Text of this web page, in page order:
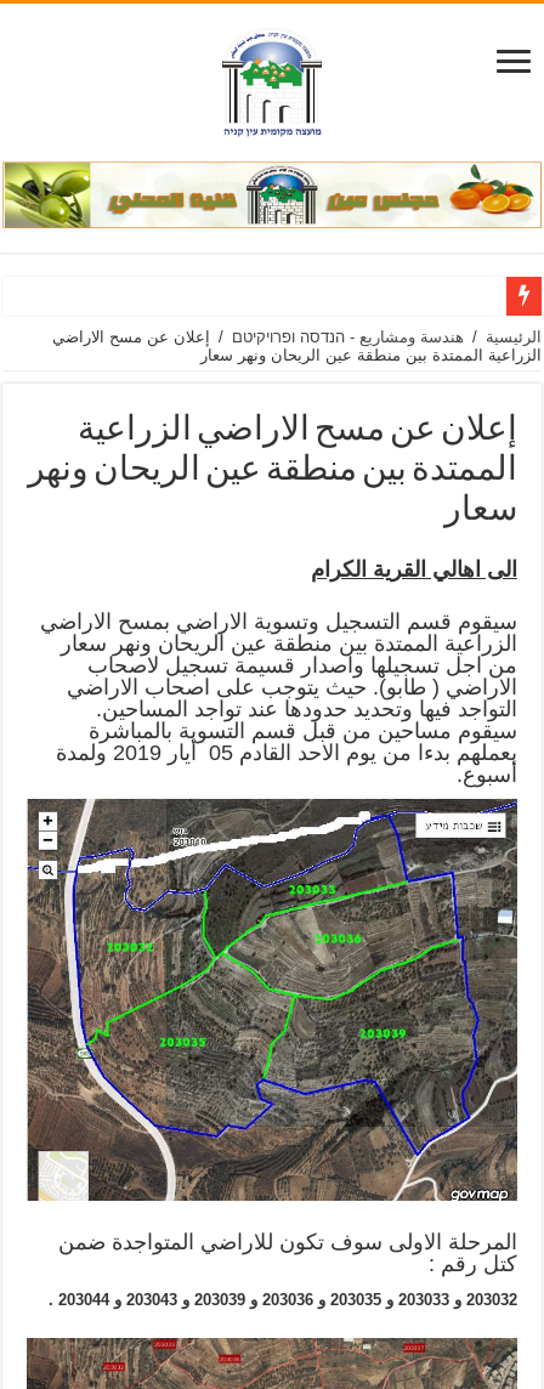
الرئيسية / هندسة ومشاريع - הנדסה ופרויקיטם /
إعلان عن مسح الاراضي
الزراعية الممتدة بين منطقة عين الريحان ونهر سعار
إعلان عن مسح الاراضي الزراعية
الممتدة بين منطقة عين الريحان ونهر
سعار
الى اهالي القرية الكرام
سيقوم قسم التسجيل وتسوية الاراضي بمسح الاراضي
الزراعية الممتدة بين منطقة عين الريحان ونهر سعار
من اجل تسجيلها واصدار قسيمة تسجيل لاصحاب
الاراضي ( طابو). حيث يتوجب على اصحاب الاراضي
التواجد فيها وتحديد حدودها عند تواجد المساحين.
سيقوم مساحين من قبل قسم التسوية بالمباشرة
بعملهم بدءا من يوم الاحد القادم 05 أيار 2019 ولمدة
أسبوع.
المرحلة الاولى سوف تكون للاراضي المتواجدة ضمن
كتل رقم :
203032 و 203033 و 203035 و 203036 و 203039 و 203043 و 203044 .